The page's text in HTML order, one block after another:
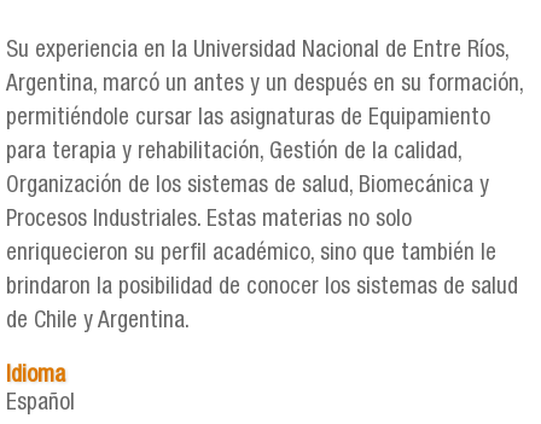
Su experiencia en la Universidad Nacional de Entre Ríos,
Argentina, marcó un antes y un después en su formación,
permitiéndole cursar las asignaturas de Equipamiento
para terapia y rehabilitación, Gestión de la calidad,
Organización de los sistemas de salud, Biomecánica y
Procesos Industriales. Estas materias no solo
enriquecieron su perfil académico, sino que también le
brindaron la posibilidad de conocer los sistemas de salud
de Chile y Argentina.
Idioma
Español